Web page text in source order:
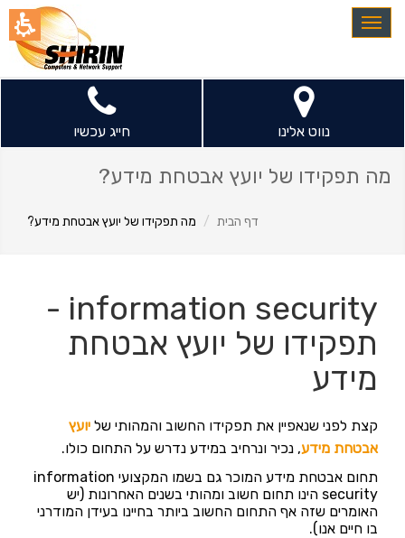
תחילתו
אינטרנט,
כדי
לעבור
Toggle
navigation
נווט אלינו חייג עכשיו
מה תפקידו של יועץ אבטחת מידע?
דף הבית מה תפקידו של יועץ אבטחת מידע?
information security -
תפקידו של יועץ אבטחת
מידע
קצת לפני שנאפיין את תפקידו החשוב והמהותי של יועץ
אבטחת מידע, נכיר ונרחיב במידע נדרש על התחום כולו.
תחום אבטחת מידע המוכר גם בשמו המקצועי information
security הינו תחום חשוב ומהותי בשנים האחרונות (יש
האומרים שזה אף התחום החשוב ביותר בחיינו בעידן המודרני
בו חיים אנו).